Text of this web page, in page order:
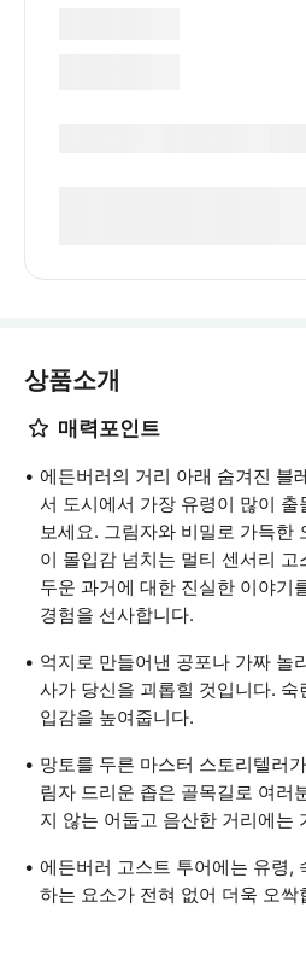
상품소개
매력포인트
에든버러의 거리 아래 숨겨진 블
서 도시에서 가장 유령이 많이
보세요. 그림자와 비밀로 가득한
이 몰입감 넘치는 멀티 센서리
두운 과거에 대한 진실한 이야기
경험을 선사합니다.
억지로 만들어낸 공포나 가짜 놀
사가 당신을 괴롭힐 것입니다.
입감을 높여줍니다.
망토를 두른 마스터 스토리텔러
림자 드리운 좁은 골목길로 여러
지 않는 어둡고 음산한 거리에는
에든버러 고스트 투어에는 유령,
하는 요소가 전혀 없어 더욱 오싹